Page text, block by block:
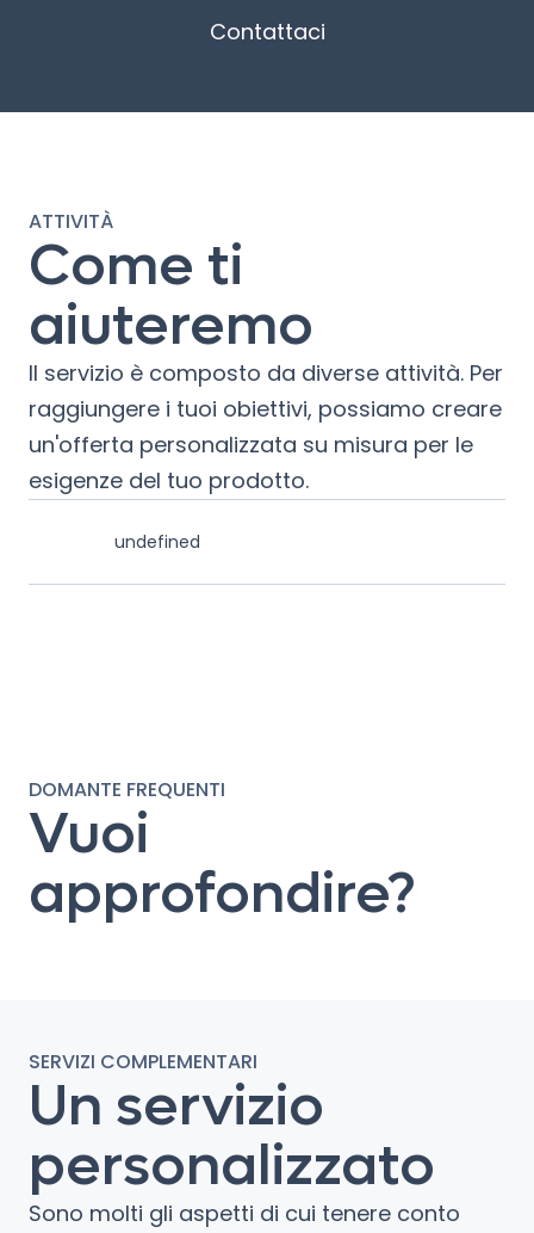
Contattaci
ATTIVITÀ
Come ti
aiuteremo
Il servizio è composto da diverse attività. Per
raggiungere i tuoi obiettivi, possiamo creare
un'offerta personalizzata su misura per le
esigenze del tuo prodotto.
undefined
DOMANTE FREQUENTI
Vuoi
approfondire?
SERVIZI COMPLEMENTARI
Un servizio
personalizzato
Sono molti gli aspetti di cui tenere conto